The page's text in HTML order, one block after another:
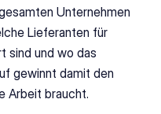
Unternehmen
Lieferanten für
sind und wo das
gewinnt damit den
Arbeit braucht.